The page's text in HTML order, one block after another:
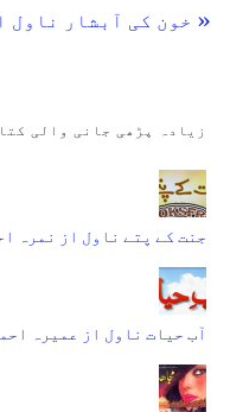
« خون کی آبشار ناول
زیادہ پڑھی جانی والی
جنت کے پتے ناول از نمرہ
آب حیات ناول از عمیرہ